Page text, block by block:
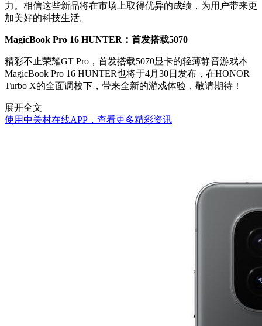
力。相信这些新品将在市场上取得优异的成绩，为用户带来更
加美好的科技生活。
MagicBook Pro 16 HUNTER：首发搭载5070
精彩不止荣耀GT Pro，首发搭载5070显卡的轻薄静音游戏本
MagicBook Pro 16 HUNTER也将于4月30日发布，在HONOR
Turbo X的全面调校下，带来全新的游戏体验，敬请期待！
展开全文
使用中关村在线APP，查看更多精彩资讯